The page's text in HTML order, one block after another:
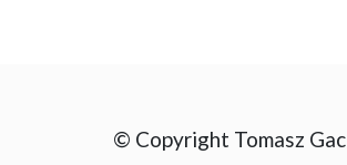
© Copyright Tomasz Gac